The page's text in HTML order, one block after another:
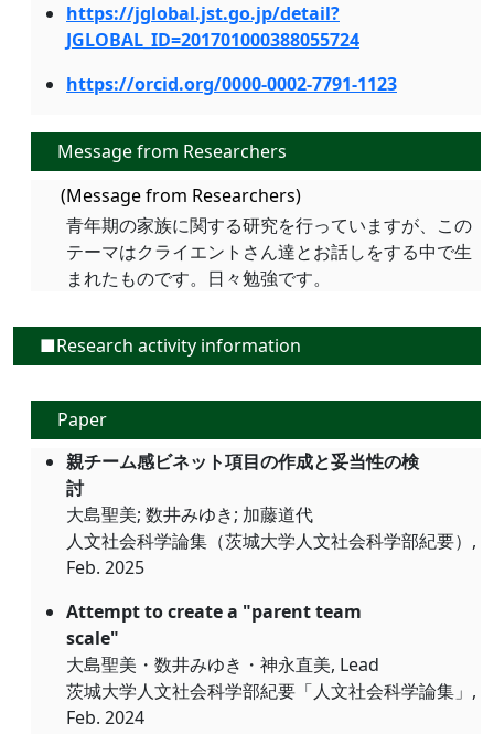
https://jglobal.jst.go.jp/detail?
JGLOBAL_ID=201701000388055724
https://orcid.org/0000-0002-7791-1123
Message from Researchers
(Message from Researchers)
青年期の家族に関する研究を行っていますが、この
テーマはクライエントさん達とお話しをする中で生
まれたものです。日々勉強です。
■Research activity information
Paper
親チーム感ビネット項目の作成と妥当性の検
討
大島聖美; 数井みゆき; 加藤道代
人文社会科学論集（茨城大学人文社会科学部紀要）,
Feb. 2025
Attempt to create a "parent team
scale"
大島聖美・数井みゆき・神永直美, Lead
茨城大学人文社会科学部紀要「人文社会科学論集」,
Feb. 2024